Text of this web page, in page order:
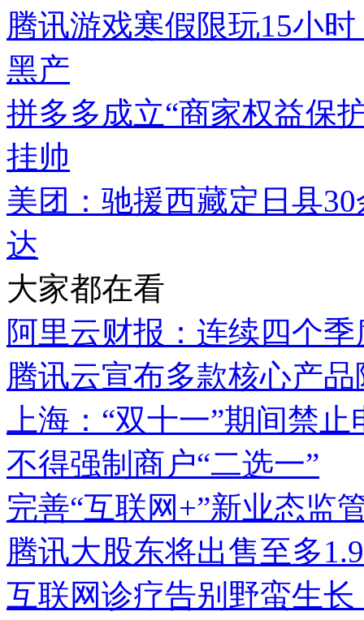
腾讯游戏寒假限玩15小
黑产
拼多多成立“商家权益保
挂帅
美团：驰援西藏定日县
达
大家都在看
阿里云财报：连续四个
腾讯云宣布多款核心产
上海：“双十一”期间禁
不得强制商户“二选一”
完善“互联网+”新业态监
腾讯大股东将出售至多
互联网诊疗告别野蛮生